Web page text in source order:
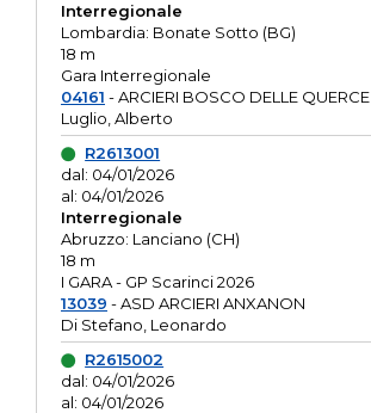
Interregionale
Lombardia: Bonate Sotto (BG)
18 m
Gara Interregionale
04161 - ARCIERI BOSCO DELLE QUERCE
Luglio, Alberto
R2613001
dal: 04/01/2026
al: 04/01/2026
Interregionale
Abruzzo: Lanciano (CH)
18 m
I GARA - GP Scarinci 2026
13039 - ASD ARCIERI ANXANON
Di Stefano, Leonardo
R2615002
dal: 04/01/2026
al: 04/01/2026